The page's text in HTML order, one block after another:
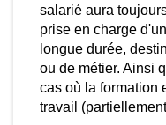
salarié aura
prise en charge
longue durée,
ou de métier. Ainsi
cas où la formation
travail
l'arrivée du CPF de
remplacement du CIF),
de demander la
de formation de longue
de profession ou de
spécifique, dans le cas